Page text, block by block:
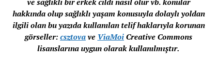
hakkında olup sağlıklı yaşam konusuyla dolaylı yoldan
ilgili olan bu yazıda kullanılan telif haklarıyla korunan
görseller:csztovave ViaMoi Creative Commons
lisanslarına uygun olarak kullanılmıştır.